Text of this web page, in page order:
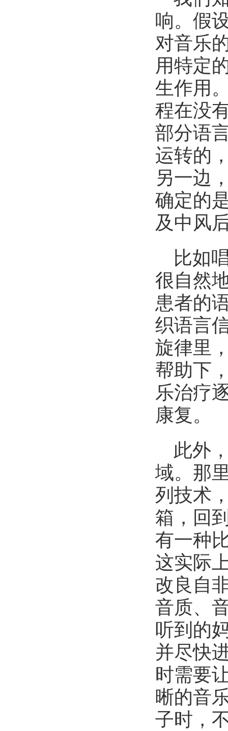
响。假
对音乐
用特定
生作用
程在没
部分语
运转的
另一边
确定的
及中风
比如
很自然
患者的
织语言
旋律里
帮助下
乐治疗
康复。
此外
域。那
列技术
箱，回
有一种
这实际
改良自
音质、
听到的
并尽快
时需要
晰的音
子时，